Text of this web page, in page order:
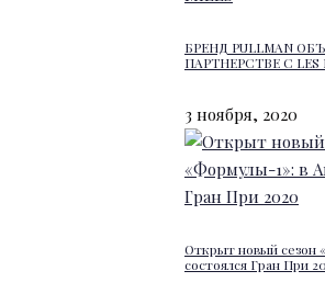
БРЕНД PULLMAN
ПАРТНЕРСТВЕ С LES
3 ноября, 2020
Открыт новый сезон
состоялся Гран При